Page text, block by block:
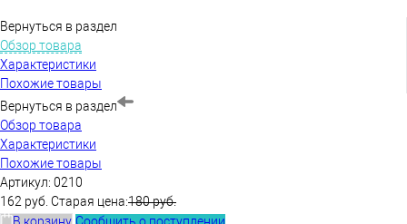
Вернуться в раздел
Обзор товара
Характеристики
Похожие товары
Вернуться в раздел
Обзор товара
Характеристики
Похожие товары
Артикул: 0210
162 руб. Старая цена:180 руб.